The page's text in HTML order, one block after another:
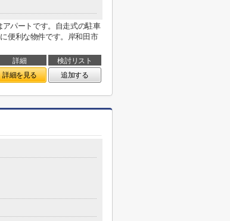
パートです。自走式の駐車
便利な物件です。岸和田市
詳細
検討リスト
詳細を見る 追加する